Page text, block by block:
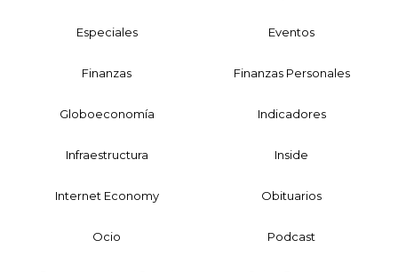
Especiales Eventos
Finanzas Finanzas Personales
Globoeconomía Indicadores
Infraestructura Inside
Internet Economy Obituarios
Ocio Podcast